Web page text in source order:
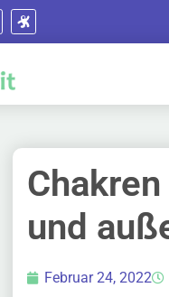
und
Februar 24, 2022